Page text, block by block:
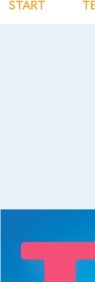
START